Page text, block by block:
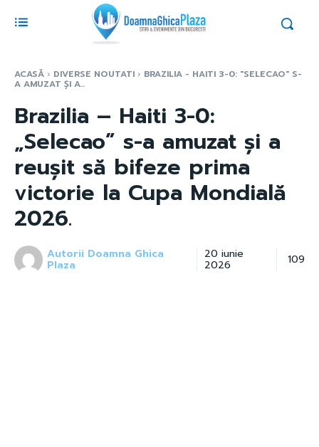
ACASĂ DIVERSE NOUTATI BRAZILIA - HAITI 3-0: "SELECAO" S-
A AMUZAT ȘI A...
Brazilia – Haiti 3-0:
„Selecao” s-a amuzat și a
reușit să bifeze prima
victorie la Cupa Mondială
2026.
Autorii Doamna Ghica
Plaza
20 iunie
2026 109